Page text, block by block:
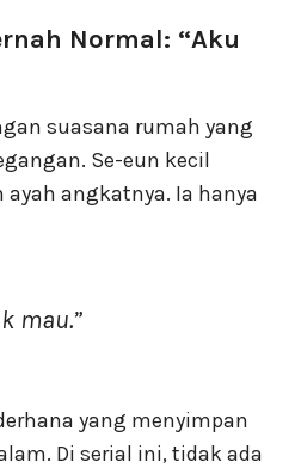
Normal: “Aku
suasana rumah yang
Se-eun kecil
angkatnya. Ia hanya
mau.”
yang menyimpan
Di serial ini, tidak ada